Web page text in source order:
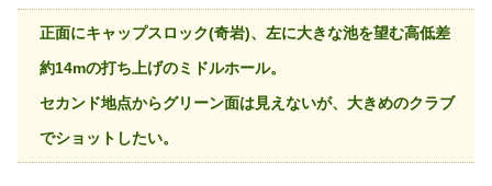
正面にキャップスロック(奇岩)、左に大きな池を望む高低差
約14mの打ち上げのミドルホール。
セカンド地点からグリーン面は見えないが、大きめのクラブ
でショットしたい。